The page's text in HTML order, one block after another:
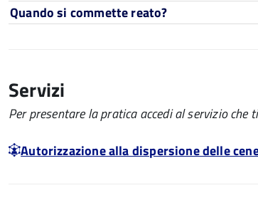
Quando si commette reato?
Servizi
Per presentare la pratica accedi al servizio che
Autorizzazione alla dispersione delle